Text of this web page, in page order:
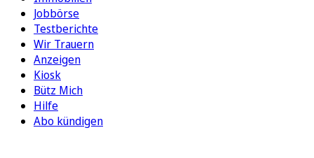
Jobbörse
Testberichte
Wir Trauern
Anzeigen
Kiosk
Bütz Mich
Hilfe
Abo kündigen